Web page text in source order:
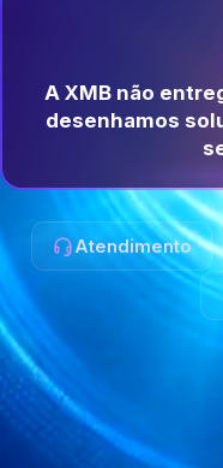
A XMB não
desenhamos
Atendimento